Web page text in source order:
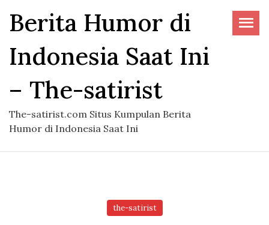
content
Berita Humor di
Indonesia Saat Ini
– The-satirist
The-satirist.com Situs Kumpulan Berita
Humor di Indonesia Saat Ini
the-satirist